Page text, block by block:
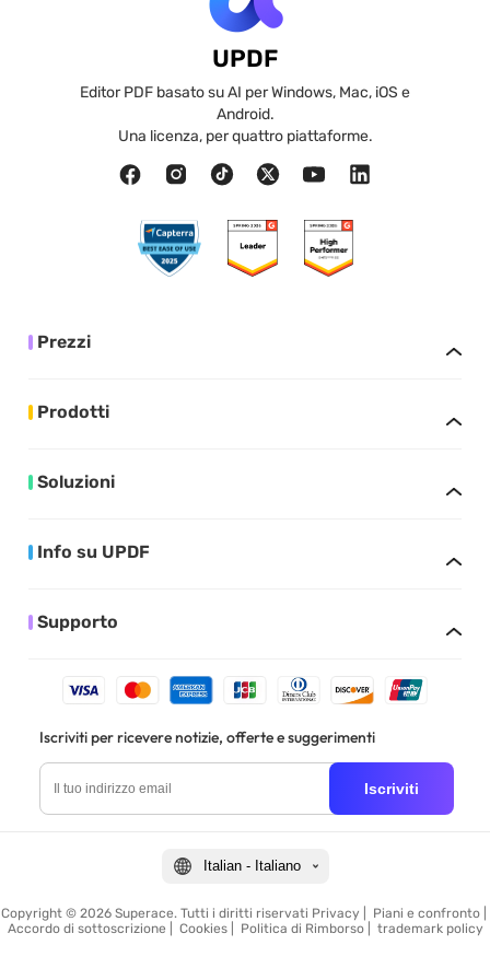
UPDF
Editor PDF basato su AI per Windows, Mac, iOS e
Android.
Una licenza, per quattro piattaforme.
Prezzi
Prodotti
Soluzioni
Info su UPDF
Supporto
Iscriviti per ricevere notizie, offerte e suggerimenti
Iscriviti
Italian - Italiano
Copyright © 2026 Superace. Tutti i diritti riservati Privacy Piani e confronto|
Accordo di sottoscrizione
Cookies| Politica di Rimborso| trademark policy